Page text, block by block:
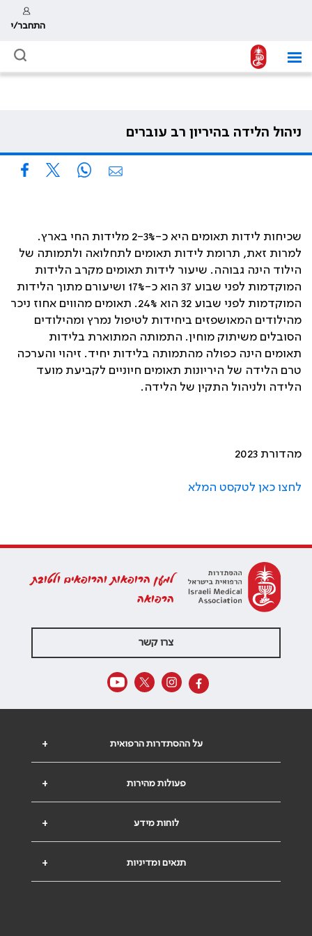
התחבר/י
ניהול הלידה בהיריון רב עוברים
שכיחות לידות תאומים היא כ-2-3% מלידות החי בארץ.
למרות זאת, תרומת לידות תאומים לתחלואה ולתמותה של
הילוד הינה גבוהה. שיעור לידות תאומים מקרב הלידות
המוקדמות לפני שבוע 37 הוא כ-17% ושיעורם מתוך הלידות
המוקדמות לפני שבוע 32 הוא 24%. תאומים מהווים אחוז ניכר
מהילודים המאושפזים ביחידות לטיפול נמרץ ומהילודים
הסובלים משיתוק מוחין. התמותה המתוארת בלידות
תאומים הינה כפולה מהתמותה בלידות יחיד. זיהוי והערכה
טרם הלידה של היריונות תאומים חיוניים לקביעת מועד
הלידה ולניהול התקין של הלידה.
מהדורת 2023
לחצו כאן לטקסט המלא
למען הרופאות והרופאים ולטובת
הרפואה
צרו קשר
+ על ההסתדרות הרפואית
+ פעולות מהירות
+ לוחות מידע
+ תנאים ומדיניות